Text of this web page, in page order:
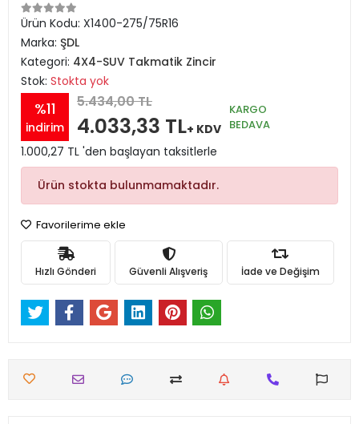
Ürün Kodu: X1400-275/75R16
Marka: ŞDL
Kategori: 4X4-SUV Takmatik Zincir
Stok: Stokta yok
%11
indirim
5.434,00 TL
4.033,33 TL+ KDV
KARGO
BEDAVA
1.000,27 TL 'den başlayan taksitlerle
Ürün stokta bulunmamaktadır.
Favorilerime ekle
Hızlı Gönderi Güvenli Alışveriş İade ve Değişim